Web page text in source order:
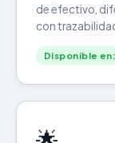
de efectivo,
con
Disponible